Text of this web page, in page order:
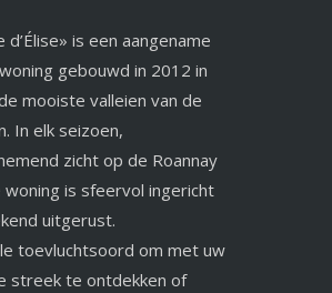
d’Élise» is een aangename
gebouwd in 2012 in
mooiste valleien van de
In elk seizoen,
zicht op de Roannay
woning is sfeervol ingericht
uitgerust.
toevluchtsoord om met uw
streek te ontdekken of